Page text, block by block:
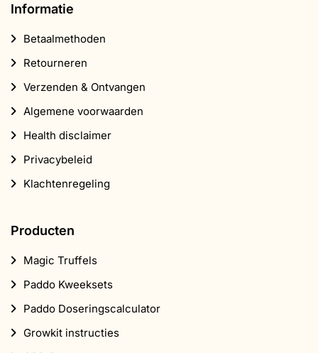
Informatie
Betaalmethoden
Retourneren
Verzenden & Ontvangen
Algemene voorwaarden
Health disclaimer
Privacybeleid
Klachtenregeling
Producten
Magic Truffels
Paddo Kweeksets
Paddo Doseringscalculator
Growkit instructies